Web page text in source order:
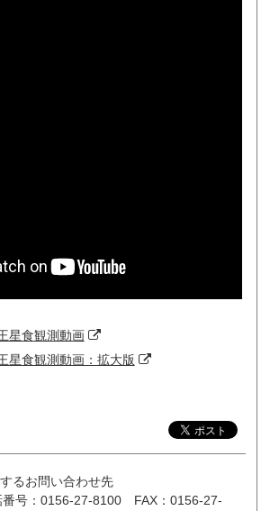
星食観測動画
星食観測動画：拡大版
るお問い合わせ先
番号：0156-27-8100
FAX：0156-27-